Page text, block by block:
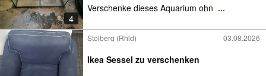
4
Verschenke dieses Aquarium ohn ...
Stolberg (Rhld) 03.08.2026
Ikea Sessel zu verschenken